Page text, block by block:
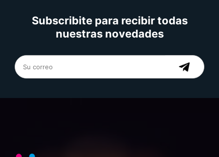
Subscribite para recibir todas
nuestras novedades